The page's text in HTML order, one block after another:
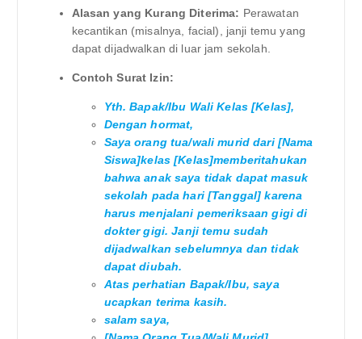
Alasan yang Kurang Diterima: Perawatan
kecantikan (misalnya, facial), janji temu yang
dapat dijadwalkan di luar jam sekolah.
Contoh Surat Izin:
Yth. Bapak/Ibu Wali Kelas [Kelas],
Dengan hormat,
Saya orang tua/wali murid dari [Nama
Siswa]kelas [Kelas]memberitahukan
bahwa anak saya tidak dapat masuk
sekolah pada hari [Tanggal] karena
harus menjalani pemeriksaan gigi di
dokter gigi. Janji temu sudah
dijadwalkan sebelumnya dan tidak
dapat diubah.
Atas perhatian Bapak/Ibu, saya
ucapkan terima kasih.
salam saya,